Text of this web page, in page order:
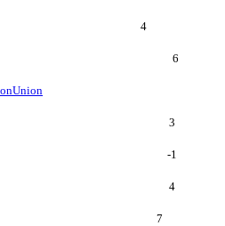
4
6
Union
3
-1
4
7